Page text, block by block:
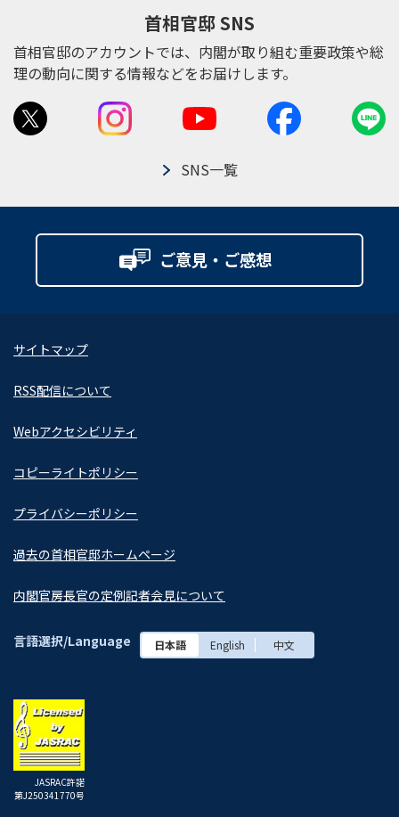
首相官邸 SNS
首相官邸のアカウントでは、内閣が取り組む重要政策や総
理の動向に関する情報などをお届けします。
SNS一覧
ご意見・ご感想
サイトマップ
RSS配信について
Webアクセシビリティ
コピーライトポリシー
プライバシーポリシー
過去の首相官邸ホームページ
内閣官房長官の定例記者会見について
言語選択/Language 日本語 English 中文
JASRAC許諾
第J250341770号